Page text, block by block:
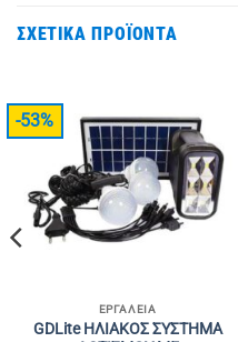
ΣΧΕΤΙΚΆ ΠΡΟΪΌΝΤΑ
-53%
ΕΡΓΑΛΕΊΑ
GDLite ΗΛΙΑΚΟΣ ΣΥΣΤΗΜΑ